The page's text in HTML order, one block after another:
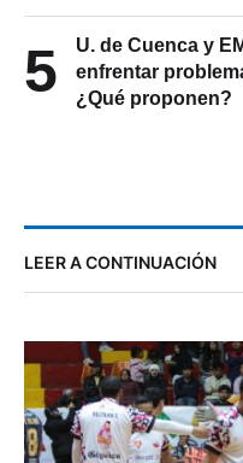
5
U. de Cuenca y
enfrentar
¿Qué proponen?
LEER A CONTINUACIÓN